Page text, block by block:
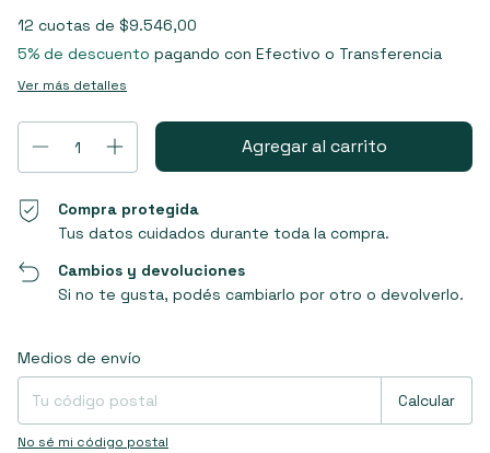
12 cuotas de $9.546,00
5% de descuento pagando con Efectivo o Transferencia
Ver más detalles
Compra protegida
Tus datos cuidados durante toda la compra.
Cambios y devoluciones
Si no te gusta, podés cambiarlo por otro o devolverlo.
Entregas para el CP:
Medios de envío
Calcular
No sé mi código postal